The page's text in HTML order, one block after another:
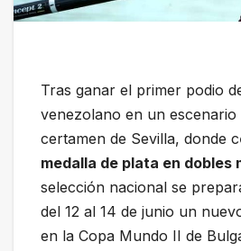
Tras ganar el primer podio
venezolano en un
certamen de Sevilla, donde c
medalla de plata en dobles
selección nacional se
del 12 al 14 de junio un
en la Copa Mundo II de